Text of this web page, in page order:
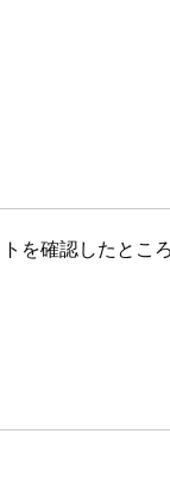
を確認したとこ